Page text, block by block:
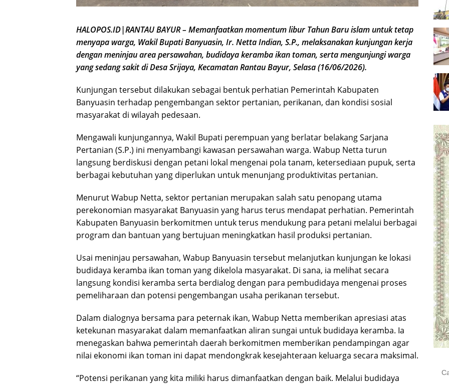
HALOPOS.ID|RANTAU BAYUR – Memanfaatkan momentum libur Tahun Baru islam untuk tetap
menyapa warga, Wakil Bupati Banyuasin, Ir. Netta Indian, S.P., melaksanakan kunjungan kerja
dengan meninjau area persawahan, budidaya keramba ikan toman, serta mengunjungi warga
yang sedang sakit di Desa Srijaya, Kecamatan Rantau Bayur, Selasa (16/06/2026).
Kunjungan tersebut dilakukan sebagai bentuk perhatian Pemerintah Kabupaten
Banyuasin terhadap pengembangan sektor pertanian, perikanan, dan kondisi sosial
masyarakat di wilayah pedesaan.
Mengawali kunjungannya, Wakil Bupati perempuan yang berlatar belakang Sarjana
Pertanian (S.P.) ini menyambangi kawasan persawahan warga. Wabup Netta turun
langsung berdiskusi dengan petani lokal mengenai pola tanam, ketersediaan pupuk, serta
berbagai kebutuhan yang diperlukan untuk menunjang produktivitas pertanian.
Menurut Wabup Netta, sektor pertanian merupakan salah satu penopang utama
perekonomian masyarakat Banyuasin yang harus terus mendapat perhatian. Pemerintah
Kabupaten Banyuasin berkomitmen untuk terus mendukung para petani melalui berbagai
program dan bantuan yang bertujuan meningkatkan hasil produksi pertanian.
Usai meninjau persawahan, Wabup Banyuasin tersebut melanjutkan kunjungan ke lokasi
budidaya keramba ikan toman yang dikelola masyarakat. Di sana, ia melihat secara
langsung kondisi keramba serta berdialog dengan para pembudidaya mengenai proses
pemeliharaan dan potensi pengembangan usaha perikanan tersebut.
Dalam dialognya bersama para peternak ikan, Wabup Netta memberikan apresiasi atas
ketekunan masyarakat dalam memanfaatkan aliran sungai untuk budidaya keramba. Ia
menegaskan bahwa pemerintah daerah berkomitmen memberikan pendampingan agar
nilai ekonomi ikan toman ini dapat mendongkrak kesejahteraan keluarga secara maksimal.
“Potensi perikanan yang kita miliki harus dimanfaatkan dengan baik. Melalui budidaya